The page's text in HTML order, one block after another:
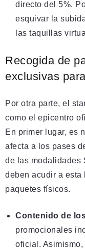
directo del 5%.
esquivar la
las taquillas
Recogida de
exclusivas
Por otra parte, el
como el epicentro
En primer lugar, es
afecta a los pases
de las modalidades
deben acudir a
paquetes físicos.
Contenido de
promocionales
oficial.